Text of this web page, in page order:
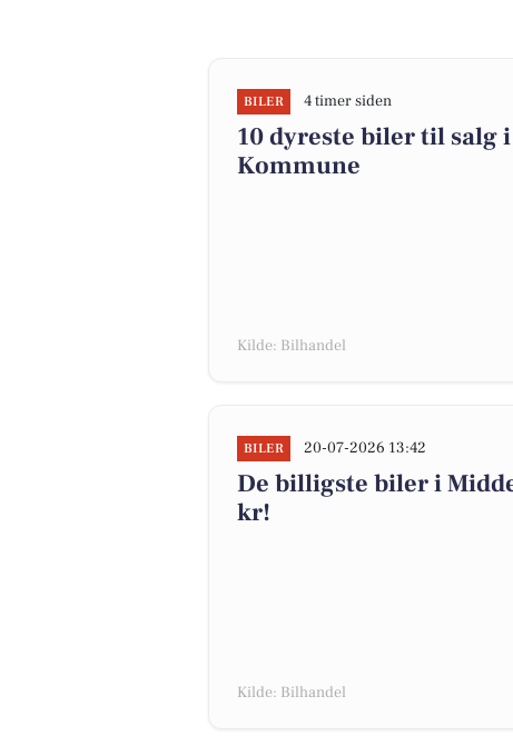
BILER 4 timer siden
10 dyreste biler til
Kommune
Kilde: Bilhandel
BILER 20-07-2026 13:42
De billigste biler i
kr!
Kilde: Bilhandel